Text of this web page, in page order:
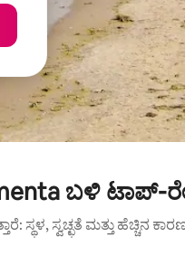
ಬಳಿ ಟಾಪ್-
ಸ್ಥಳ, ಸ್ವಚ್ಛತೆ ಮತ್ತು ಹೆಚ್ಚಿನ